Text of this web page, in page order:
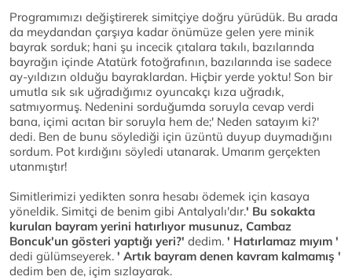
Programımızı değiştirerek simitçiye doğru yürüdük. Bu arada
da meydandan çarşıya kadar önümüze gelen yere minik
bayrak sorduk; hani şu incecik çıtalara takılı, bazılarında
bayrağın içinde Atatürk fotoğrafının, bazılarında ise sadece
ay-yıldızın olduğu bayraklardan. Hiçbir yerde yoktu! Son bir
umutla sık sık uğradığımız oyuncakçı kıza uğradık,
satmıyormuş. Nedenini sorduğumda soruyla cevap verdi
bana, içimi acıtan bir soruyla hem de;' Neden satayım ki?'
dedi. Ben de bunu söylediği için üzüntü duyup duymadığını
sordum. Pot kırdığını söyledi utanarak. Umarım gerçekten
utanmıştır!
Simitlerimizi yedikten sonra hesabı ödemek için kasaya
yöneldik. Simitçi de benim gibi Antalyalı'dır.' Bu sokakta
kurulan bayram yerini hatırlıyor musunuz, Cambaz
Boncuk'un gösteri yaptığı yeri?' dedim. ' Hatırlamaz mıyım '
dedi gülümseyerek. ' Artık bayram denen kavram kalmamış '
dedim ben de, içim sızlayarak.